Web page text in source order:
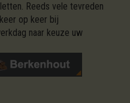
Reeds vele tevreden
op keer bij
naar keuze uw